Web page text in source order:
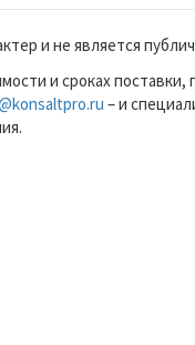
и не является
и сроках
– и